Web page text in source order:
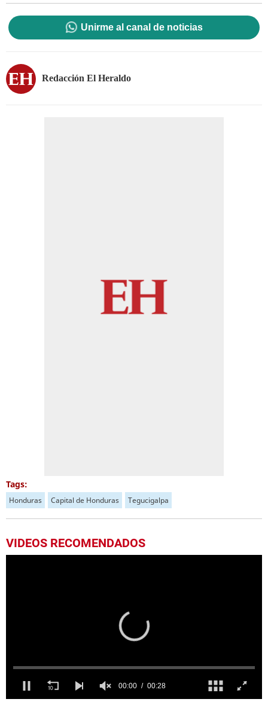
Unirme al canal de noticias
Redacción El Heraldo
Tags:
Honduras Capital de Honduras Tegucigalpa
VIDEOS RECOMENDADOS
00:00 00:28